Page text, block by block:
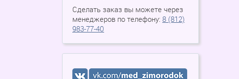
Сделать заказ вы можете через
менеджеров по телефону: 8 (812)
983-77-40